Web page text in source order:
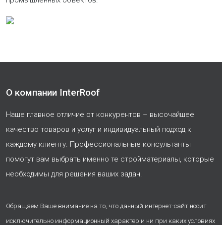
О компании InterRoof
Наше главное отличие от конкурентов – высочайшее
качество товаров и услуг и индивидуальный подход к
каждому клиенту. Профессиональные консультанты
помогут вам выбрать именно те стройматериалы, которые
необходимы для решения ваших задач.
Обращаем Ваше внимание на то, что данный интернет-сайт носит
исключительно информационный характер и ни при каких условиях